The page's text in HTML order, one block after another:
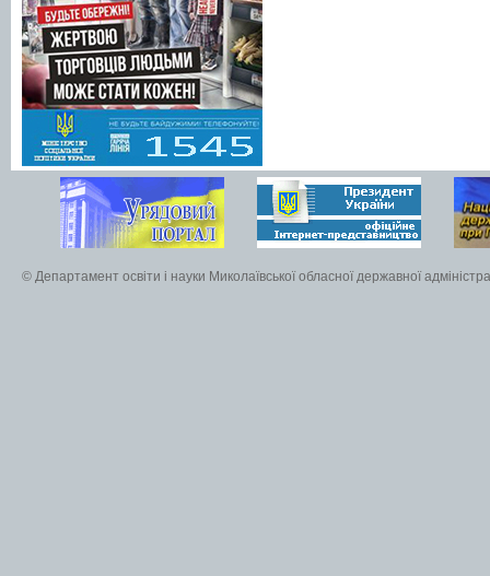
© Департамент освіти і науки Миколаївської обласної державної